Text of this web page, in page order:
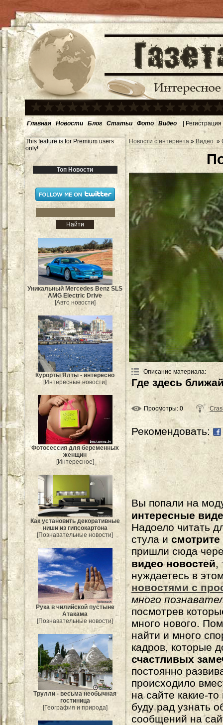
Главная Новости Блог Статьи Фото Видео | Регистрация
This feature is for Premium users
only!
Топ Новости
Уникальный Mercedes Benz SLS
AMG Electric Drive
[Авто новости]
Курорты Ялты - интересно
[Интересные новости]
Фотосессия для беременных
женщин
[Интересное]
Как установить декоративные
ниши из гипсокартона
[Познавательные новости]
Рука в чилийской пустыне
Атакама
[Познавательные новости]
Трулли - весьма необычная
гостиница
[География и природа]
Новости с интернета » Видео »
Описание материала:
Где здесь
Просмотры: 0
Рекомендовать:
Вы попали на
интересные
Надоело читать
стула и
пришли сюда
видео новостей,
нуждаетесь в
новостями с
много
посмотрев
много нового.
найти и много
кадров, которые
счастливых
постоянно
происходило
на сайте какие-
буду рад узнать
сообщений на